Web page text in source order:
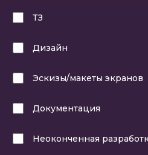
ТЗ
Дизайн
Эскизы/макеты экранов
Документация
Неоконченная